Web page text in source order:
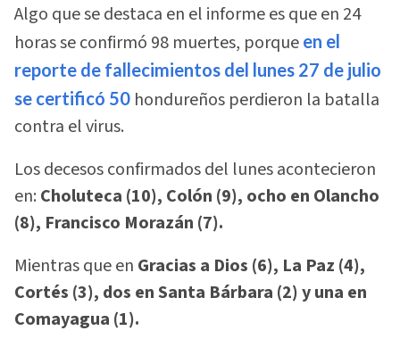
Algo que se destaca en el informe es que en 24
horas se confirmó 98 muertes, porque en el
reporte de fallecimientos del lunes 27 de julio
se certificó 50 hondureños perdieron la batalla
contra el virus.
Los decesos confirmados del lunes acontecieron
en: Choluteca (10), Colón (9), ocho en Olancho
(8), Francisco Morazán (7).
Mientras que en Gracias a Dios (6), La Paz (4),
Cortés (3), dos en Santa Bárbara (2) y una en
Comayagua (1).